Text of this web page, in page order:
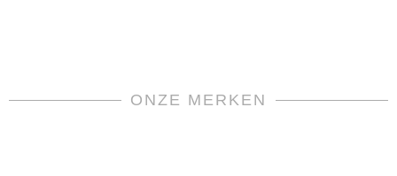
ONZE MERKEN